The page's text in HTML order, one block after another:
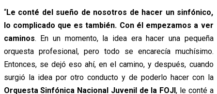
“Le conté del sueño de nosotros de hacer un sinfónico,
lo complicado que es también. Con él empezamos a ver
caminos. En un momento, la idea era hacer una pequeña
orquesta profesional, pero todo se encarecía muchísimo.
Entonces, se dejó eso ahí, en el camino, y después, cuando
surgió la idea por otro conducto y de poderlo hacer con la
Orquesta Sinfónica Nacional Juvenil de la FOJI, le conté a